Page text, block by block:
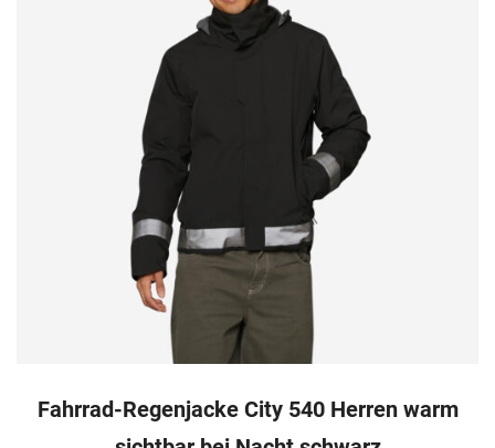
Fahrrad-Regenjacke City 540 Herren warm